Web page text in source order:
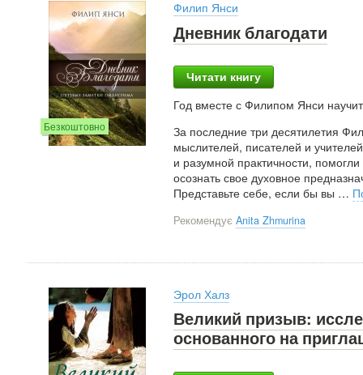
Безкоштовно
Филип Янси
Дневник благодати
Читати книгу
Год вместе с Филипом Янси
За последние три десятилетия
мыслителей, писателей и
и разумной практичности,
осознать свое духовное
Представьте себе, если бы вы …
Рекомендує Anita Zhmurina
Эрол Халз
Великий призыв:
основанного на